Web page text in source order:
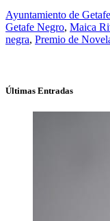
Ayuntamiento de Getafe
Getafe Negro, Maica
negra, Premio de
Últimas Entradas